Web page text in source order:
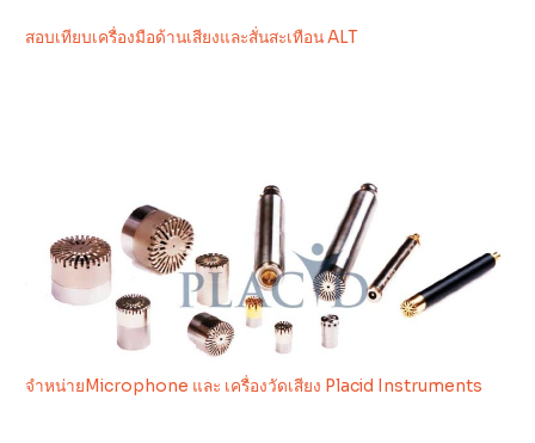
สอบเทียบเครื่องมือด้านเสียงและสั่นสะเทือน ALT
จำหน่ายMicrophone และ เครื่องวัดเสียง Placid Instruments